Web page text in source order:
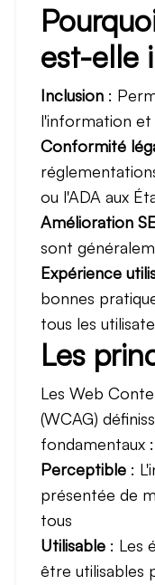
est-elle
Inclusion :
l'information et
Conformité
ou l'ADA aux
Amélioration
sont
Expérience
bonnes
tous les
Les
Les Web
(WCAG)
fondamentaux :
Perceptible :
présentée de
tous
Utilisable : Les
être utilisables